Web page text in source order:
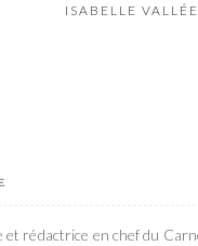
ISABELLE VALLÉE
et rédactrice en chef du